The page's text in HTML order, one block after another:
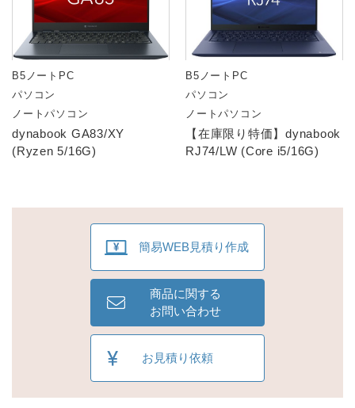
B5ノートPC
パソコン
ノートパソコン
dynabook GA83/XY
(Ryzen 5/16G)
B5ノートPC
パソコン
ノートパソコン
【在庫限り特価】dynabook
RJ74/LW (Core i5/16G)
簡易WEB見積り作成
商品に関する
お問い合わせ
お見積り依頼